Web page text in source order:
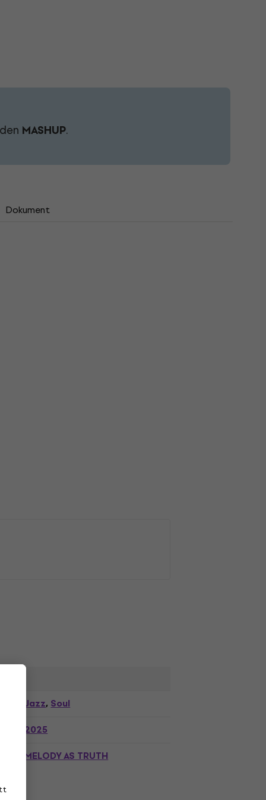
MASHUP.
Dokument
Jazz,Soul
2025
MELODY AS TRUTH